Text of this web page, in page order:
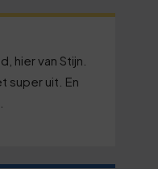
hier van Stijn.
super uit. En